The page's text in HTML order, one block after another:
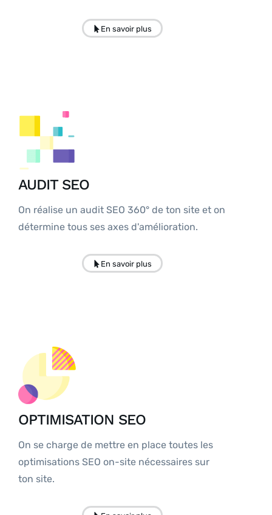
En savoir plus
AUDIT SEO
On réalise un audit SEO 360° de ton site et on
détermine tous ses axes d'amélioration.
En savoir plus
OPTIMISATION SEO
On se charge de mettre en place toutes les
optimisations SEO on-site nécessaires sur
ton site.